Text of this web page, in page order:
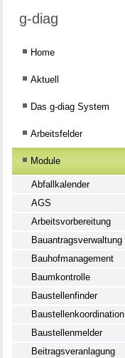
g-diag
Home
Aktuell
Das g-diag System
Arbeitsfelder
Module
Abfallkalender
AGS
Arbeitsvorbereitung
Bauantragsverwaltung
Bauhofmanagement
Baumkontrolle
Baustellenfinder
Baustellenkoordination
Baustellenmelder
Beitragsveranlagung